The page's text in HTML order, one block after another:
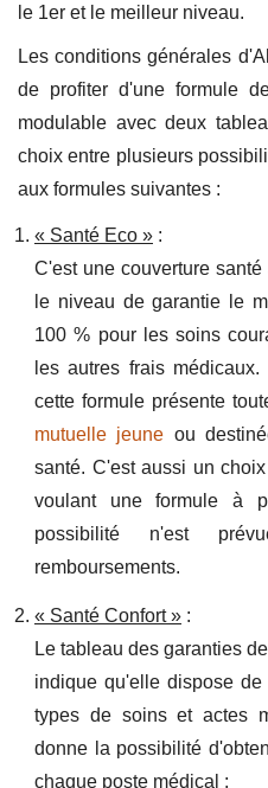
le 1er et le meilleur niveau.
Les conditions générales
de profiter d'une formule
modulable avec deux
choix entre plusieurs
aux formules suivantes :
« Santé Eco » :
C'est une couverture
le niveau de garantie le
100 % pour les soins
les autres frais
cette formule présente
mutuelle jeune ou
santé. C'est aussi un
voulant une formule à
possibilité n'est
remboursements.
« Santé Confort » :
Le tableau des garanties
indique qu'elle dispose
types de soins et actes
donne la possibilité
chaque poste médical :